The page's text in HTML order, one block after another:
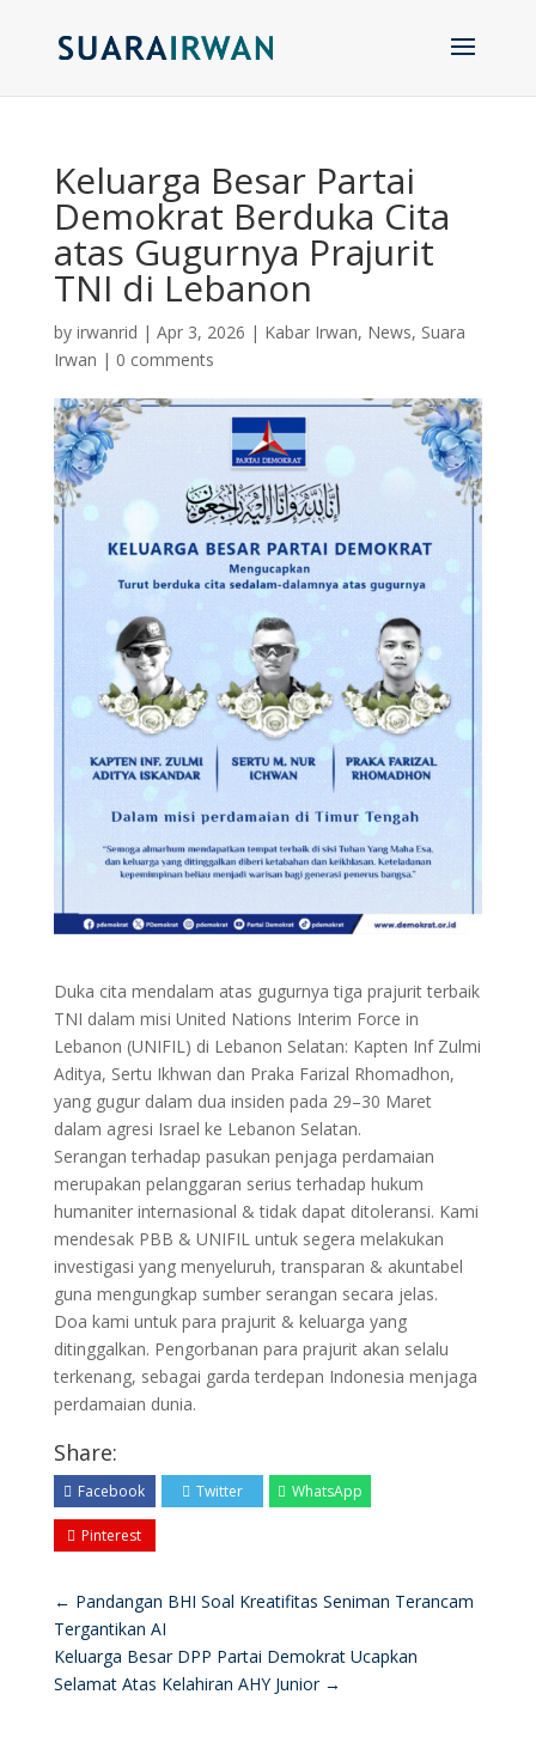
Keluarga Besar Partai
Demokrat Berduka Cita
atas Gugurnya Prajurit
TNI di Lebanon
by irwanrid | Apr 3, 2026 | Kabar Irwan, News, Suara
Irwan | 0 comments
Duka cita mendalam atas gugurnya tiga prajurit terbaik
TNI dalam misi United Nations Interim Force in
Lebanon (UNIFIL) di Lebanon Selatan: Kapten Inf Zulmi
Aditya, Sertu Ikhwan dan Praka Farizal Rhomadhon,
yang gugur dalam dua insiden pada 29–30 Maret
dalam agresi Israel ke Lebanon Selatan.
Serangan terhadap pasukan penjaga perdamaian
merupakan pelanggaran serius terhadap hukum
humaniter internasional & tidak dapat ditoleransi. Kami
mendesak PBB & UNIFIL untuk segera melakukan
investigasi yang menyeluruh, transparan & akuntabel
guna mengungkap sumber serangan secara jelas.
Doa kami untuk para prajurit & keluarga yang
ditinggalkan. Pengorbanan para prajurit akan selalu
terkenang, sebagai garda terdepan Indonesia menjaga
perdamaian dunia.
Share:
Facebook Twitter WhatsApp
Pinterest
← Pandangan BHI Soal Kreatifitas Seniman Terancam
Tergantikan AI
Keluarga Besar DPP Partai Demokrat Ucapkan
Selamat Atas Kelahiran AHY Junior →